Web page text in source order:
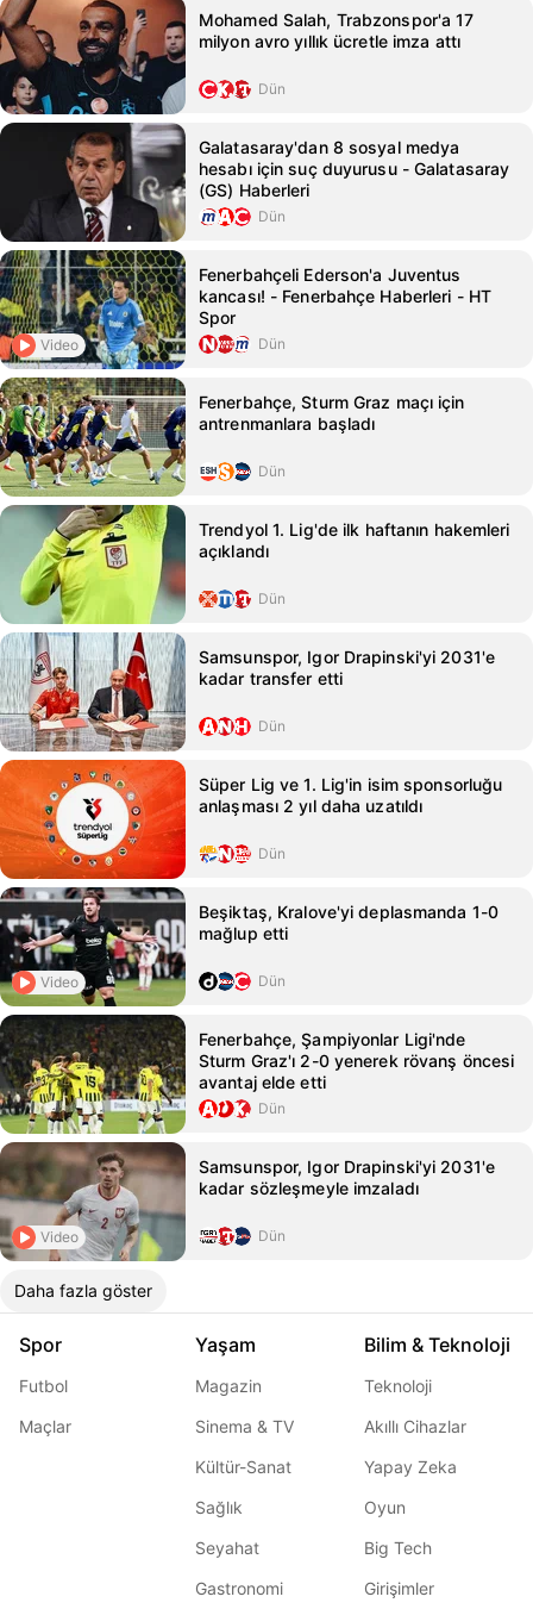
Mohamed Salah, Trabzonspor'a 17
milyon avro yıllık ücretle imza attı
Dün
Galatasaray'dan 8 sosyal medya
hesabı için suç duyurusu - Galatasaray
(GS) Haberleri
Dün
Video
Fenerbahçeli Ederson'a Juventus
kancası! - Fenerbahçe Haberleri - HT
Spor
Dün
Fenerbahçe, Sturm Graz maçı için
antrenmanlara başladı
Dün
Trendyol 1. Lig'de ilk haftanın hakemleri
açıklandı
Dün
Samsunspor, Igor Drapinski'yi 2031'e
kadar transfer etti
Dün
Süper Lig ve 1. Lig'in isim sponsorluğu
anlaşması 2 yıl daha uzatıldı
Dün
Video
Beşiktaş, Kralove'yi deplasmanda 1-0
mağlup etti
Dün
Fenerbahçe, Şampiyonlar Ligi'nde
Sturm Graz'ı 2-0 yenerek rövanş öncesi
avantaj elde etti
Dün
Video
Samsunspor, Igor Drapinski'yi 2031'e
kadar sözleşmeyle imzaladı
Dün
Daha fazla göster
Spor
Futbol
Maçlar
Yaşam
Magazin
Sinema & TV
Kültür-Sanat
Sağlık
Seyahat
Gastronomi
Bilim & Teknoloji
Teknoloji
Akıllı Cihazlar
Yapay Zeka
Oyun
Big Tech
Girişimler